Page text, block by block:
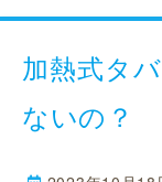
加熱式タ
ないの？